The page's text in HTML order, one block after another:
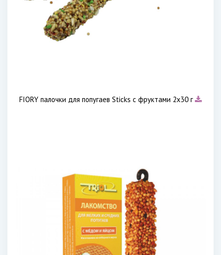
FIORY палочки для попугаев Sticks с фруктами 2х30 г